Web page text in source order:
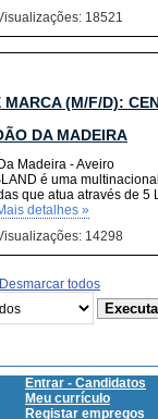
18521
MARCA (M/F/D):
DA MADEIRA
Madeira - Aveiro
é uma
que atua através de 5
detalhes »
14298
Desmarcar todos
Entrar - Candidatos
Meu currículo
Registar empregos